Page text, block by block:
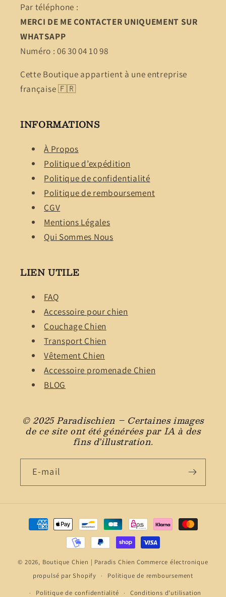
Par téléphone :
MERCI DE ME CONTACTER UNIQUEMENT SUR
WHATSAPP
Numéro : 06 30 04 10 98
Cette Boutique appartient à une entreprise
française 🇫🇷
INFORMATIONS
À Propos
Politique d’expédition
Politique de confidentialité
Politique de remboursement
CGV
Mentions Légales
Qui Sommes Nous
LIEN UTILE
FAQ
Accessoire pour chien
Couchage Chien
Transport Chien
Vêtement Chien
Accessoire promenade Chien
BLOG
© 2025 Paradischien – Certaines images
de ce site ont été générées par IA à des
fins d’illustration.
E-mail
Moyens
de
© 2026, Boutique Chien | Paradis Chien Commerce électronique
propulsé par Shopify
Politique de remboursement
Politique de confidentialité
Conditions d’utilisation